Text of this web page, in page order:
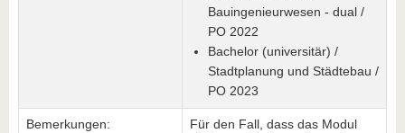
Bauingenieurwesen - dual /
PO 2022
Bachelor (universitär) /
Stadtplanung und Städtebau /
PO 2023
Bemerkungen:
Für den Fall, dass das Modul